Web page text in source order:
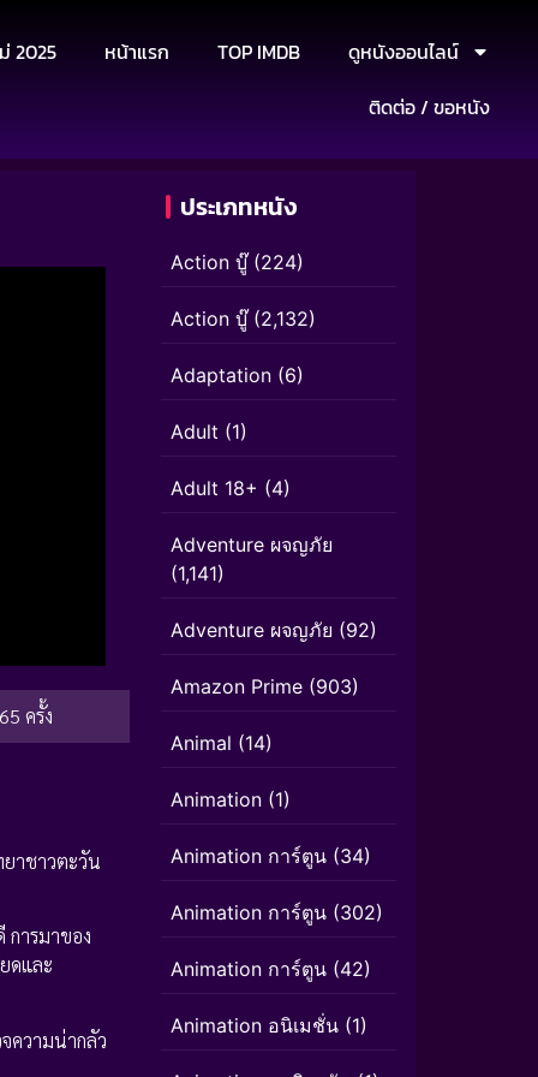
2025 หน้าแรก TOP IMDB
ดูหนังออนไลน์
ติดต่อ / ขอหนัง
ครั้ง
าชาวตะวัน
การมาของ
ดและ
ความน่ากลัว
ประเภทหนัง
Action บู๊(224)
Action บู๊(2,132)
Adaptation (6)
Adult (1)
Adult 18+ (4)
Adventure ผจญภัย
(1,141)
Adventure ผจญภัย (92)
Amazon Prime (903)
Animal (14)
Animation (1)
Animation การ์ตูน (34)
Animation การ์ตูน (302)
Animation การ์ตูน (42)
Animation อนิเมชั่น (1)